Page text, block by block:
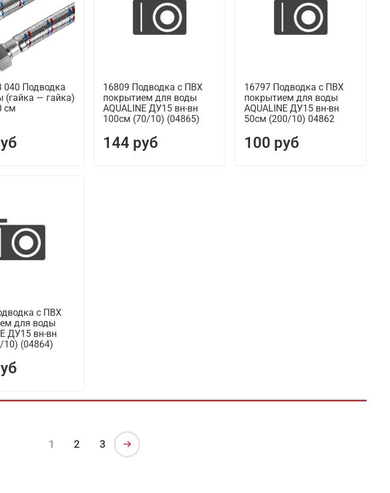
040 Подводка
(гайка — гайка)
см
16809 Подводка с ПВХ
покрытием для воды
AQUALINE ДУ15 вн-вн
100см (70/10) (04865)
144 руб
16797 Подводка с ПВХ
покрытием для воды
AQUALINE ДУ15 вн-вн
50см (200/10) 04862
100 руб
с ПВХ
для воды
ДУ15 вн-вн
10) (04864)
1 2 3